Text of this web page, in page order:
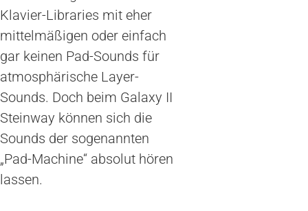
Klavier-Libraries mit eher
mittelmäßigen oder einfach
gar keinen Pad-Sounds für
atmosphärische Layer-
Sounds. Doch beim Galaxy II
Steinway können sich die
Sounds der sogenannten
„Pad-Machine“ absolut hören
lassen.